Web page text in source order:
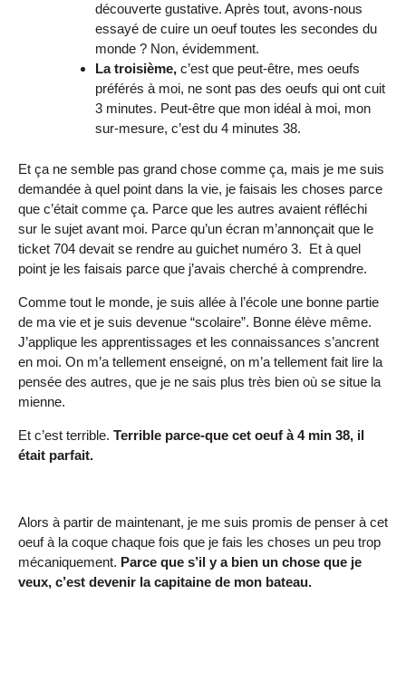
découverte gustative. Après tout, avons-nous
essayé de cuire un oeuf toutes les secondes du
monde ? Non, évidemment.
La troisième, c’est que peut-être, mes oeufs
préférés à moi, ne sont pas des oeufs qui ont cuit
3 minutes. Peut-être que mon idéal à moi, mon
sur-mesure, c’est du 4 minutes 38.
Et ça ne semble pas grand chose comme ça, mais je me suis
demandée à quel point dans la vie, je faisais les choses parce
que c’était comme ça. Parce que les autres avaient réfléchi
sur le sujet avant moi. Parce qu’un écran m’annonçait que le
ticket 704 devait se rendre au guichet numéro 3. Et à quel
point je les faisais parce que j’avais cherché à comprendre.
Comme tout le monde, je suis allée à l’école une bonne partie
de ma vie et je suis devenue “scolaire”. Bonne élève même.
J’applique les apprentissages et les connaissances s’ancrent
en moi. On m’a tellement enseigné, on m’a tellement fait lire la
pensée des autres, que je ne sais plus très bien où se situe la
mienne.
Et c’est terrible. Terrible parce-que cet oeuf à 4 min 38, il
était parfait.
Alors à partir de maintenant, je me suis promis de penser à cet
oeuf à la coque chaque fois que je fais les choses un peu trop
mécaniquement. Parce que s’il y a bien un chose que je
veux, c’est devenir la capitaine de mon bateau.